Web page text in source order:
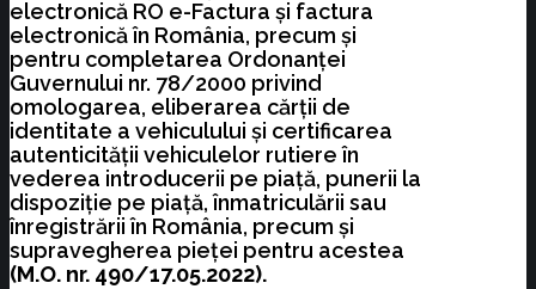
electronică RO e-Factura şi factura
electronică în România, precum şi
pentru completarea Ordonanţei
Guvernului nr. 78/2000 privind
omologarea, eliberarea cărţii de
identitate a vehiculului şi certificarea
autenticităţii vehiculelor rutiere în
vederea introducerii pe piaţă, punerii la
dispoziţie pe piaţă, înmatriculării sau
înregistrării în România, precum şi
supravegherea pieţei pentru acestea
(M.O. nr. 490/17.05.2022).